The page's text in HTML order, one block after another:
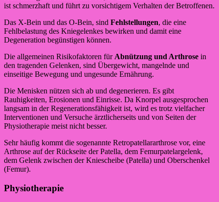
ist schmerzhaft und führt zu vorsichtigem Verhalten der Betroffenen.
Das X-Bein und das O-Bein, sind Fehlstellungen, die eine
Fehlbelastung des Kniegelenkes bewirken und damit eine
Degeneration begünstigen können.
Die allgemeinen Risikofaktoren für Abnützung und Arthrose in
den tragenden Gelenken, sind Übergewicht, mangelnde und
einseitige Bewegung und ungesunde Ernährung.
Die Menisken nützen sich ab und degenerieren. Es gibt
Rauhigkeiten, Erosionen und Einrisse. Da Knorpel ausgesprochen
langsam in der Regenerationsfähigkeit ist, wird es trotz vielfacher
Interventionen und Versuche ärztlicherseits und von Seiten der
Physiotherapie meist nicht besser.
Sehr häufig kommt die sogenannte Retropatellararthrose vor, eine
Arthrose auf der Rückseite der Patella, dem Femurpatelargelenk,
dem Gelenk zwischen der Kniescheibe (Patella) und Oberschenkel
(Femur).
Physiotherapie